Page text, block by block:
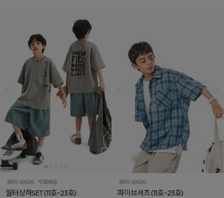
월터상하SET(11호~23호) 파이브셔츠(11호~23호)